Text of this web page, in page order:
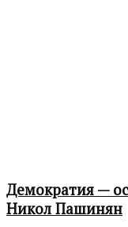
Демократия —
Никол Пашинян